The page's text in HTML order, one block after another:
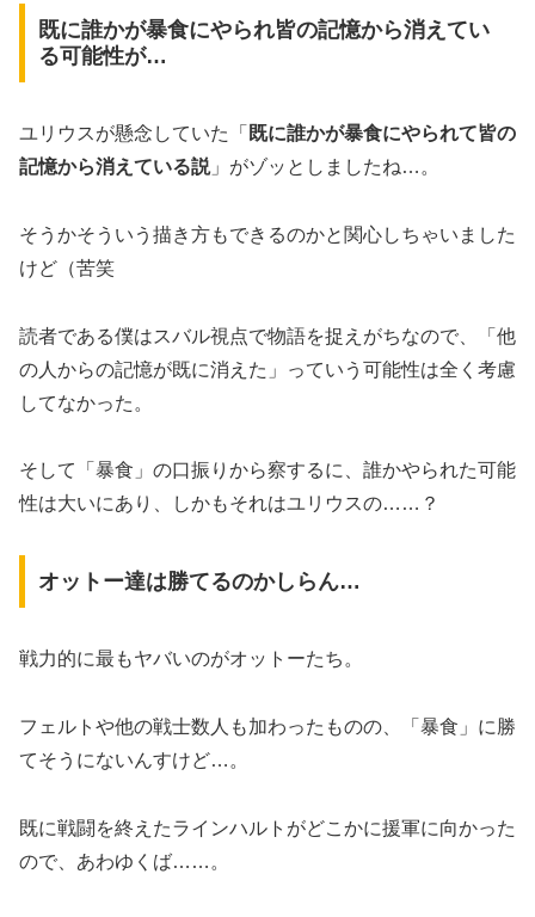
既に誰かが暴食にやられ皆の記憶から消えてい
る可能性が…
ユリウスが懸念していた「 既に誰かが暴食にやられて皆の
記憶から消えている説」がゾッとしましたね…。
そうかそういう描き方もできるのかと関心しちゃいました
けど（苦笑
読者である僕はスバル視点で物語を捉えがちなので、「他
の人からの記憶が既に消えた」っていう可能性は全く考慮
してなかった。
そして「暴食」の口振りから察するに、誰かやられた可能
性は大いにあり、しかもそれはユリウスの……？
オットー達は勝てるのかしらん…
戦力的に最もヤバいのがオットーたち。
フェルトや他の戦士数人も加わったものの、「暴食」に勝
てそうにないんすけど…。
既に戦闘を終えたラインハルトがどこかに援軍に向かった
ので、あわゆくば……。